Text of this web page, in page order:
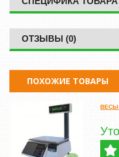
ОТЗЫВЫ (0)
ПОХОЖИЕ ТОВАРЫ
ВЕСЫ